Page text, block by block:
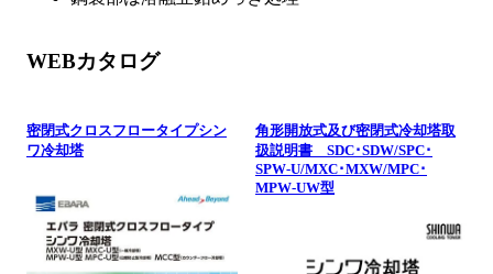
WEBカタログ
密閉式クロスフロータイプシン
ワ冷却塔
角形開放式及び密閉式冷却塔取
扱説明書 SDC･SDW/SPC･
SPW-U/MXC･MXW/MPC･
MPW-UW型